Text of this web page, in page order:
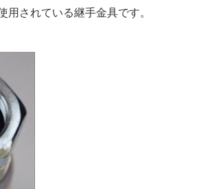
用されている継手金具です。